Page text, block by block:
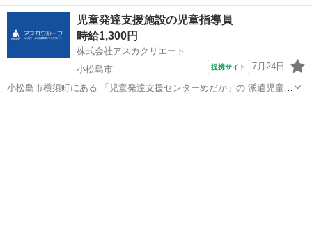
気よく遊ぶ♪ ◎制作物のお手伝い ◎清掃や環境設定 など メインで担
当する保育士さんが 優しく教えてくださいます。 資格があればブラン
クOK！ ◆◆...
徳島 徳島市 保育士
児童発達支援施設の児童指導員
時給1,300円
株式会社アスカクリエート
小松島市
提携サイト 7月24日
小松島市横須町にある 「児童発達支援センターめだか」の 派遣児童指